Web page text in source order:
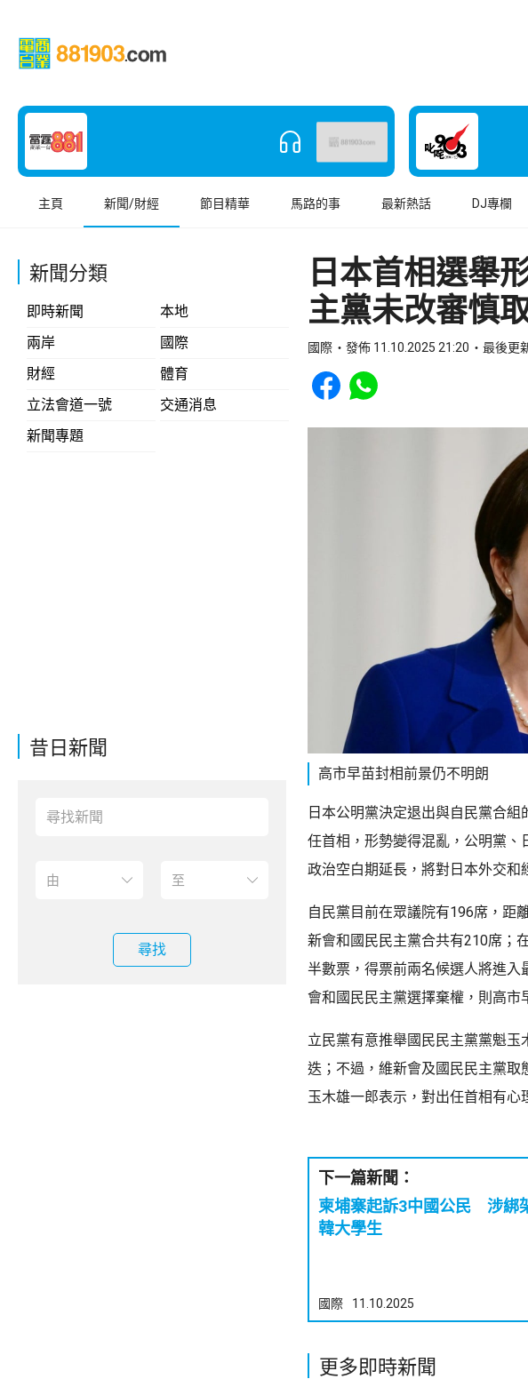
主頁 新聞/財經 節目精華 馬路的事 最新熱話 DJ專欄
新聞分類
即時新聞
本地
兩岸
國際
財經
體育
立法會道一號
交通消息
新聞專題
昔日新聞
尋找
日本首相選舉
主黨未改審慎
國際 發佈 11.10.2025 21:20 最後更
Share to Facebook
Share to WhatsApp
高市早苗封相前景仍不明朗
日本公明黨決定退出與自民黨合
任首相，形勢變得混亂，公明黨
政治空白期延長，將對日本外交和
自民黨目前在眾議院有196席，距
新會和國民民主黨合共有210席；
半數票，得票前兩名候選人將進
會和國民民主黨選擇棄權，則高市
立民黨有意推舉國民民主黨黨魁
迭；不過，維新會及國民民主黨取
玉木雄一郎表示，對出任首相有心
下一篇新聞：
柬埔寨起訴3中國公民 涉綁
韓大學生
國際 11.10.2025
更多即時新聞